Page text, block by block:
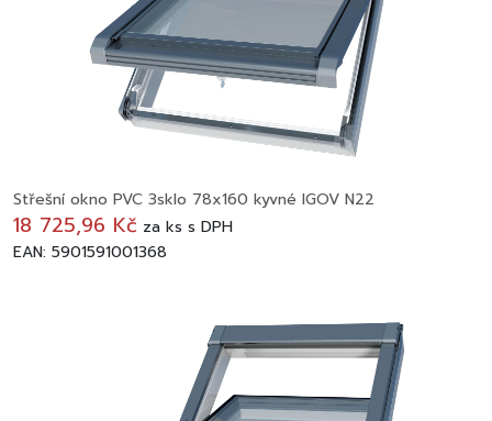
Střešní okno PVC 3sklo 78x160 kyvné IGOV N22
18 725,96 Kč za ks s DPH
EAN: 5901591001368